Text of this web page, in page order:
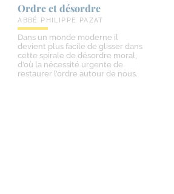
Ordre et désordre
ABBÉ PHILIPPE PAZAT
Dans un monde moderne il
devient plus facile de glisser dans
cette spirale de désordre moral,
d’où la nécessité urgente de
restaurer l’ordre autour de nous.